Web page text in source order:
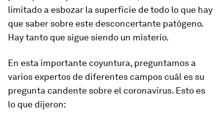
limitado a esbozar la superficie de todo lo que hay
que saber sobre este desconcertante patógeno.
Hay tanto que sigue siendo un misterio.
En esta importante coyuntura, preguntamos a
varios expertos de diferentes campos cuál es su
pregunta candente sobre el coronavirus. Esto es
lo que dijeron: